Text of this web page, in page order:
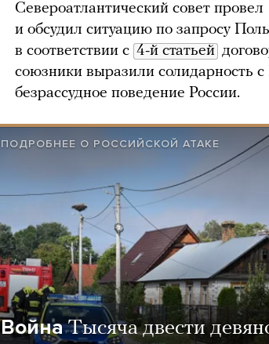
Североатлантический совет провел
и обсудил ситуацию по запросу
в соответствии с 4-й статьей
союзники выразили солидарность
безрассудное поведение России.
ПОДРОБНЕЕ О РОССИЙСКОЙ АТАКЕ
Война Тысяча двести